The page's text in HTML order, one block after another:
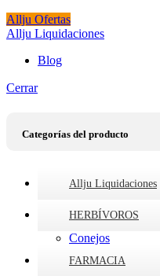
Allju Ofertas
Allju Liquidaciones
Blog
Cerrar
Categorías del producto
Allju Liquidaciones
HERBÍVOROS
Conejos
FARMACIA